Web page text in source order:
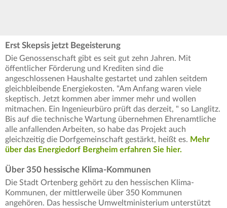
Erst Skepsis jetzt Begeisterung
Die Genossenschaft gibt es seit gut zehn Jahren. Mit
öffentlicher Förderung und Krediten sind die
angeschlossenen Haushalte gestartet und zahlen seitdem
gleichbleibende Energiekosten. "Am Anfang waren viele
skeptisch. Jetzt kommen aber immer mehr und wollen
mitmachen. Ein Ingenieurbüro prüft das derzeit, " so Langlitz.
Bis auf die technische Wartung übernehmen Ehrenamtliche
alle anfallenden Arbeiten, so habe das Projekt auch
gleichzeitig die Dorfgemeinschaft gestärkt, heißt es. Mehr
über das Energiedorf Bergheim erfahren Sie hier.
Über 350 hessische Klima-Kommunen
Die Stadt Ortenberg gehört zu den hessischen Klima-
Kommunen, der mittlerweile über 350 Kommunen
angehören. Das hessische Umweltministerium unterstützt